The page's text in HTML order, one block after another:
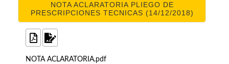
NOTA ACLARATORIA PLIEGO DE
PRESCRIPCIONES TECNICAS (14/12/2018)
NOTA ACLARATORIA.pdf